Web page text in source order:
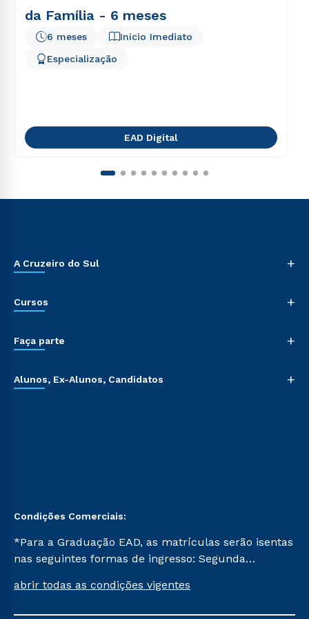
da Família - 6 meses
Início Imediato
6 meses
Especialização
EAD Digital
A Cruzeiro do Sul +
Cursos +
Faça parte +
Alunos, Ex-Alunos, Candidatos +
Condições Comerciais:
*Para a Graduação EAD, as matrículas serão isentas
nas seguintes formas de ingresso: Segunda
Já para as demais, a taxa de matrícula será de R$
abrir todas as condições vigentes